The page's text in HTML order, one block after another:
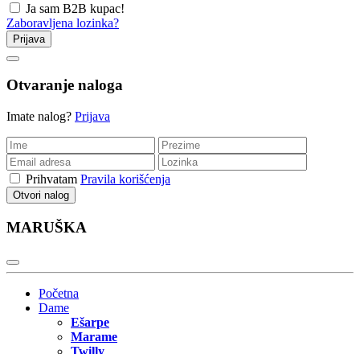
Ja sam B2B kupac!
Zaboravljena lozinka?
Prijava
Otvaranje naloga
Imate nalog? Prijava
Prihvatam Pravila korišćenja
Otvori nalog
MARUŠKA
Početna
Dame
Ešarpe
Marame